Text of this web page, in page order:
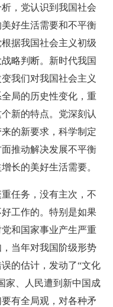
，党认识到我国社会
好生活需要和不平衡
据我国社会主义初级
略判断。新时代我国
我们对我国社会主义
局的历史性变化，重
新的特点。党深刻认
的新要求，科学制定
推动解决发展不平衡
长的美好生活需要。
任务，没有主次，不
工作的。特别是如果
和国家事业产生严重
当年对我国阶级形势
的估计，发动了“文化
家、人民遭到新中国成
有全局观，对各种矛